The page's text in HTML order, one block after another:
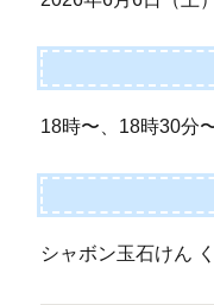
18時〜、18時30分
シャボン玉石けん